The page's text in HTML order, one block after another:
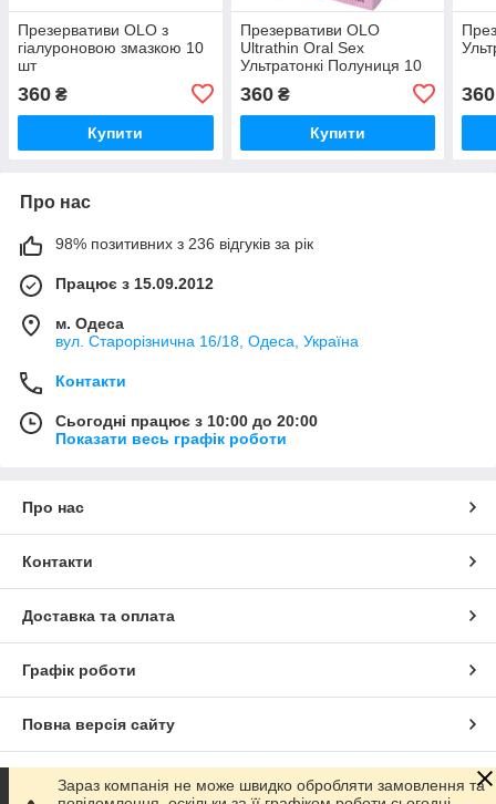
Презервативи OLO з
гіалуроновою змазкою 10
шт
360 ₴
Купити
Презервативи OLO
Ultrathin Oral Sex
Ультратонкі Полуниця 10
360₴
Купити
360
Про нас
98% позитивних з 236 відгуків за рік
Працює з 15.09.2012
м. Одеса
вул. Старорізнична 16/18, Одеса, Україна
Контакти
Сьогодні працює з 10:00 до 20:00
Показати весь графік роботи
Про нас
Контакти
Доставка та оплата
Графік роботи
Повна версія сайту
Сайт створено на маркетплейсі Prom.ua
Зараз компанія не може швидко обробляти замовлення та